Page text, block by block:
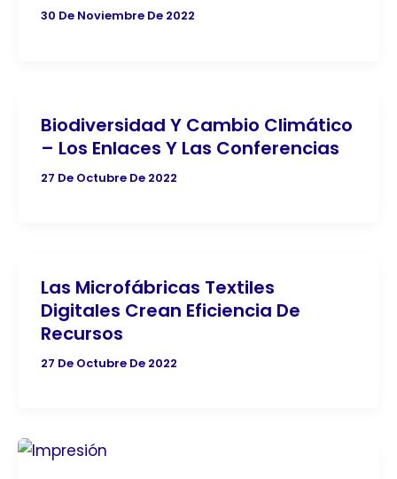
30 De Noviembre De 2022
Biodiversidad Y Cambio Climático
– Los Enlaces Y Las Conferencias
27 De Octubre De 2022
Las Microfábricas Textiles
Digitales Crean Eficiencia De
Recursos
27 De Octubre De 2022